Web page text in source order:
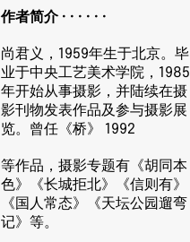
作者简介 · · · · · ·
尚君义，1959年生于北京。毕
业于中央工艺美术学院，1985
年开始从事摄影，并陆续在摄
影刊物发表作品及参与摄影展
览。曾任《桥》 1992
等作品，摄影专题有《胡同本
色》《长城拒北》《信则有》
《国人常态》《天坛公园遛弯
记》等。